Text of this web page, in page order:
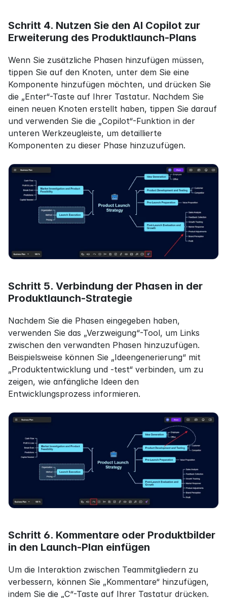
Schritt 4. Nutzen Sie den AI Copilot zur
Erweiterung des Produktlaunch-Plans
Wenn Sie zusätzliche Phasen hinzufügen müssen,
tippen Sie auf den Knoten, unter dem Sie eine
Komponente hinzufügen möchten, und drücken Sie
die „Enter“-Taste auf Ihrer Tastatur. Nachdem Sie
einen neuen Knoten erstellt haben, tippen Sie darauf
und verwenden Sie die „Copilot“-Funktion in der
unteren Werkzeugleiste, um detaillierte
Komponenten zu dieser Phase hinzuzufügen.
Schritt 5. Verbindung der Phasen in der
Produktlaunch-Strategie
Nachdem Sie die Phasen eingegeben haben,
verwenden Sie das „Verzweigung“-Tool, um Links
zwischen den verwandten Phasen hinzuzufügen.
Beispielsweise können Sie „Ideengenerierung“ mit
„Produktentwicklung und -test“ verbinden, um zu
zeigen, wie anfängliche Ideen den
Entwicklungsprozess informieren.
Schritt 6. Kommentare oder Produktbilder
in den Launch-Plan einfügen
Um die Interaktion zwischen Teammitgliedern zu
verbessern, können Sie „Kommentare“ hinzufügen,
indem Sie die „C“-Taste auf Ihrer Tastatur drücken.